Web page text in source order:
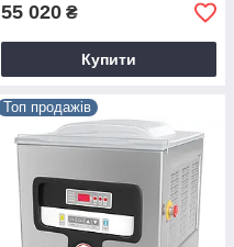
55 020 ₴
Купити
Топ продажів